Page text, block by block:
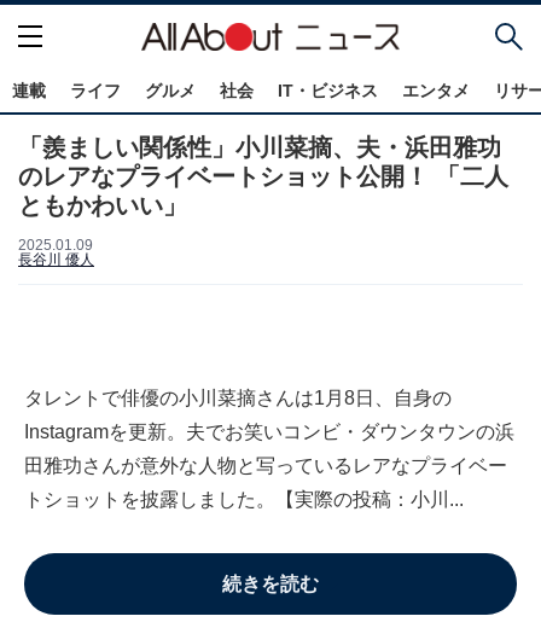
連載 ライフ グルメ 社会 IT・ビジネス エンタメ リサ
「羨ましい関係性」小川菜摘、夫・浜田雅功
のレアなプライベートショット公開！ 「二人
ともかわいい」
2025.01.09
長谷川 優人
タレントで俳優の小川菜摘さんは1月8日、自身の
Instagramを更新。夫でお笑いコンビ・ダウンタウンの浜
田雅功さんが意外な人物と写っているレアなプライベー
トショットを披露しました。【実際の投稿：小川...
続きを読む